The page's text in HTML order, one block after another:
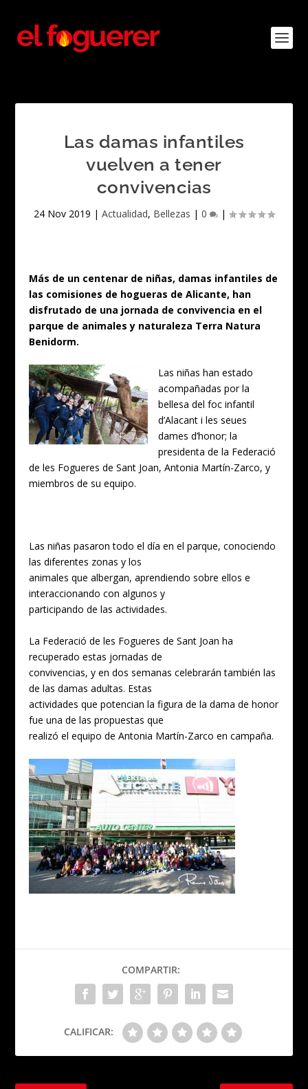
Las damas infantiles
vuelven a tener
convivencias
24 Nov 2019 | Actualidad, Bellezas | 0 |
Más de un centenar de niñas, damas infantiles de
las comisiones de hogueras deAlicante, han
disfrutado de una jornada de convivencia en el
parque de animales y naturaleza Terra Natura
Benidorm.
Las niñas han estado
acompañadas por la
bellesa del foc infantil
d’Alacant i les seues
dames d’honor; la
presidenta de la Federació
de les Fogueres de Sant Joan, Antonia Martín-Zarco, y
miembros de su equipo.
Las niñas pasaron todo el día en el parque, conociendo
las diferentes zonas y los
animales que albergan, aprendiendo sobre ellos e
interaccionando con algunos y
participando de las actividades.
La Federació de les Fogueres de Sant Joan ha
recuperado estas jornadas de
convivencias, y en dos semanas celebrarán también las
de las damas adultas. Estas
actividades que potencian la figura de la dama de honor
fue una de las propuestas que
realizó el equipo de Antonia Martín-Zarco en campaña.
COMPARTIR:
CALIFICAR: